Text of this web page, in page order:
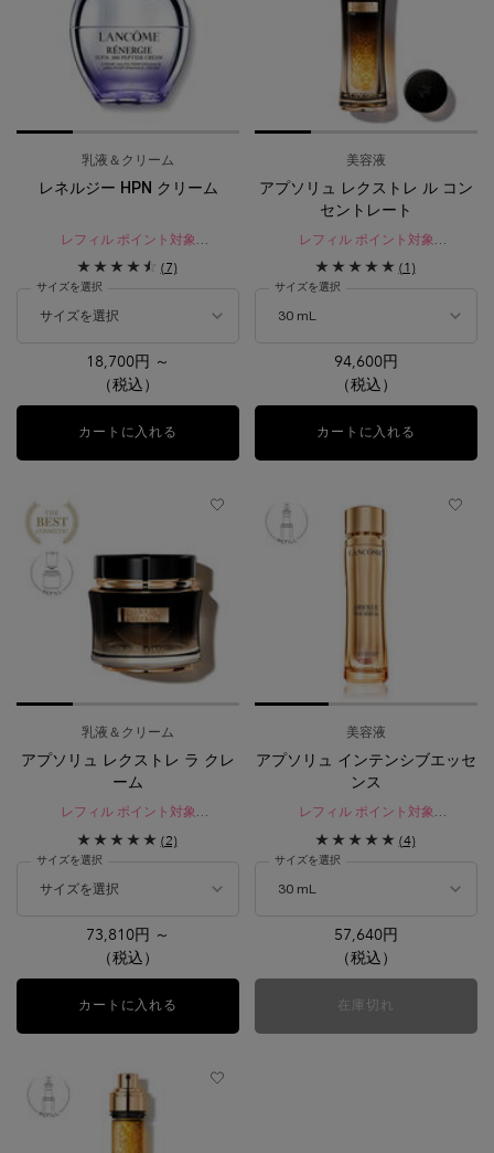
乳液＆クリーム
レネルジー HPN クリーム
レフィル ポイント対象​
導くエイジングケア*¹クリーム。
(7)
サイズを選択
18,700円 ～
（税込）
カートに入れる レネルジー HPN クリーム
美容液
アプソリュ レクストレ ル コン
セントレート
レフィル ポイント対象
溢れた「調和美」へ導く美容液。
心地よさを追求したテクスチャーと
(1)
サイズを選択
94,600円
（税込）
カートに入れる
乳液＆クリーム
アプソリュ レクストレ ラ クレ
ーム
レフィル ポイント対象
美」へ導くクリーム。
専用の塗布用アプリケーター付き
(2)
サイズを選択
73,810円 ～
（税込）
カートに入れる アプソリュ レクストレ ラ クレーム
美容液
アプソリュ インテンシブエッセ
ンス
レフィル ポイント対象
導くプレミアム美容液。
(4)
サイズを選択
57,640円
（税込）
在庫切れ